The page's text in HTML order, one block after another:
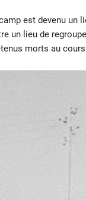
est devenu
un lieu de
morts au